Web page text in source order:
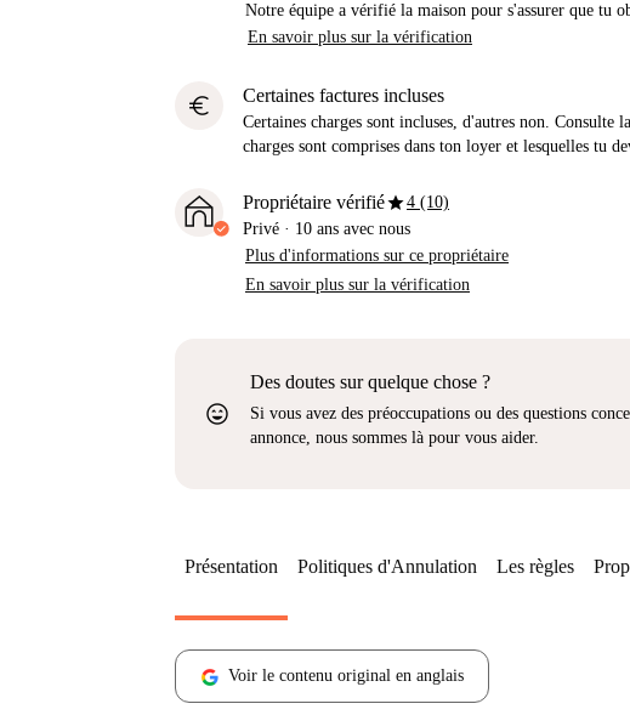
Notre équipe a vérifié la maison pour s'assurer que tu
En savoir plus sur la vérification
euro Certaines factures incluses
Certaines charges sont incluses, d'autres non.
charges sont comprises dans ton loyer et lesquelles tu
Propriétaire vérifiéstar4 (10)
Privé · 10 ans avec nous
Plus d'informations sur ce propriétaire
En savoir plus sur la vérification
sentiment_very_satisfied
Des doutes sur quelque chose ?
Si vous avez des préoccupations ou des questions
annonce, nous sommes là pour vous aider.
Présentation Politiques d'Annulation Les règles
Voir le contenu original en anglais